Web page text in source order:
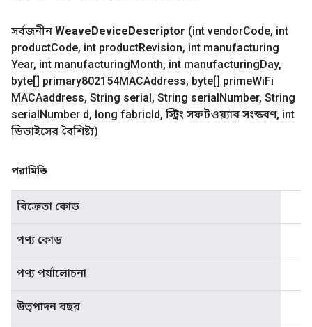
সর্বজনীন WeaveDeviceDescriptor (int vendorCode, int
productCode, int productRevision, int manufacturing
Year, int manufacturingMonth, int manufacturingDay,
byte[] primary802154MACAddress, byte[] primeWiFi
MACAaddress, String serial, String serialNumber, String
serialNumber d, long fabricId, স্ট্রিং সফটওয়্যার সংস্করণ, int
ডিভাইসের বৈশিষ্ট্য)
পরামিতি
বিক্রেতা কোড
পণ্য কোড
পণ্য পর্যালোচনা
উত্পাদন বছর